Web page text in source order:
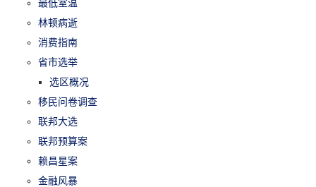
最低室温
林顿病逝
消费指南
省市选举
选区概况
移民问卷调查
联邦大选
联邦预算案
赖昌星案
金融风暴